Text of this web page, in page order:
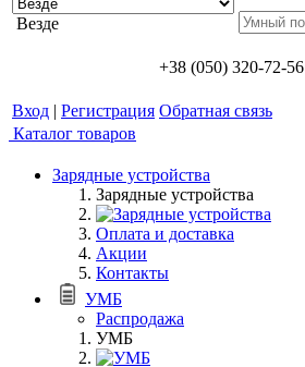
Везде
+38 (050) 320-72-56
Вход | Регистрация Обратная связь
Каталог товаров
Зарядные устройства
Зарядные устройства
Оплата и доставка
Акции
Контакты
УМБ
Распродажа
УМБ